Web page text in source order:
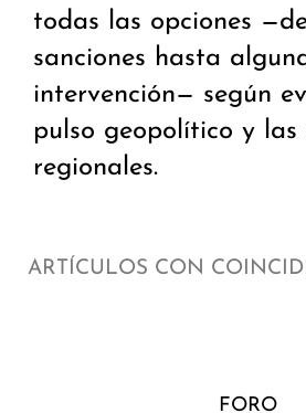
todas las opciones
sanciones hasta
intervención— según
pulso geopolítico y las
regionales.
ARTÍCULOS CON
FORO